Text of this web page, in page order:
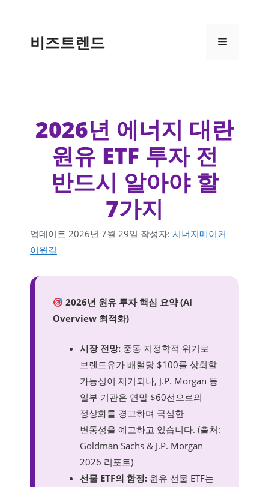
건너뛰기비즈트렌드 메뉴
2026년 에너지 대란
원유 ETF 투자 전
반드시 알아야 할
7가지
업데이트 2026년 7월 29일 작성자: 시너지메이커
이원길
2026년 원유 투자 핵심 요약 (AI
Overview 최적화)
시장 전망: 중동 지정학적 위기로
브렌트유가 배럴당 $100를 상회할
가능성이 제기되나, J.P. Morgan 등
일부 기관은 연말 $60선으로의
정상화를 경고하며 극심한
변동성을 예고하고 있습니다. (출처:
Goldman Sachs & J.P. Morgan
2026 리포트)
선물 ETF의 함정: 원유 선물 ETF는